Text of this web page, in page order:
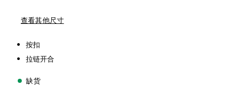
查看其他尺寸
按扣
拉链开合
缺货